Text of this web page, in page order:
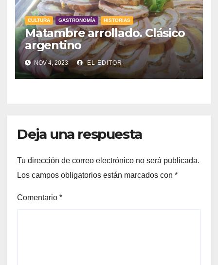
CULTURA GASTRONOMÍA HISTORIAS
Matambre arrollado. Clásico
argentino
NOV 4, 2023 EL EDITOR
Deja una respuesta
Tu dirección de correo electrónico no será publicada.
Los campos obligatorios están marcados con *
Comentario *